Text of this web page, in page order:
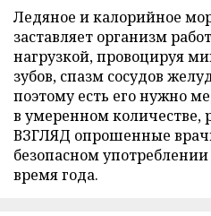
Ледяное и калорийное
заставляет организм
нагрузкой, провоцируя
зубов, спазм сосудов
поэтому есть его нужно
в умеренном количестве,
ВЗГЛЯД опрошенные
безопасном
время года.